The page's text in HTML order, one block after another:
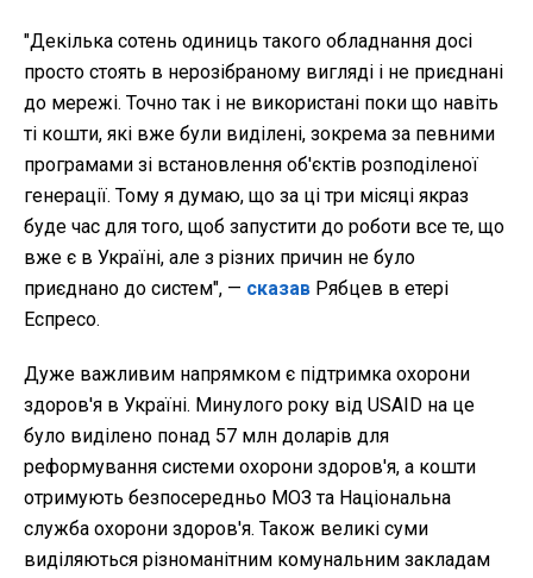
"Декілька сотень одиниць такого обладнання досі
просто стоять в нерозібраному вигляді і не приєднані
до мережі. Точно так і не використані поки що навіть
ті кошти, які вже були виділені, зокрема за певними
програмами зі встановлення об'єктів розподіленої
генерації. Тому я думаю, що за ці три місяці якраз
буде час для того, щоб запустити до роботи все те, що
вже є в Україні, але з різних причин не було
приєднано до систем", — сказав Рябцев в етері
Еспресо.
Дуже важливим напрямком є підтримка охорони
здоров'я в Україні. Минулого року від USAID на це
було виділено понад 57 млн доларів для
реформування системи охорони здоров'я, а кошти
отримують безпосередньо МОЗ та Національна
служба охорони здоров'я. Також великі суми
виділяються різноманітним комунальним закладам